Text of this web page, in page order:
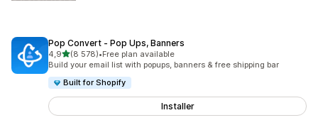
Pop Convert ‑ Pop Ups, Banners
4,9av 5 stjerner
(8 578)
Totalt 8578 omtaler
•Free plan available
Build your email list with popups, banners & free shipping bar
Built for Shopify
Installer